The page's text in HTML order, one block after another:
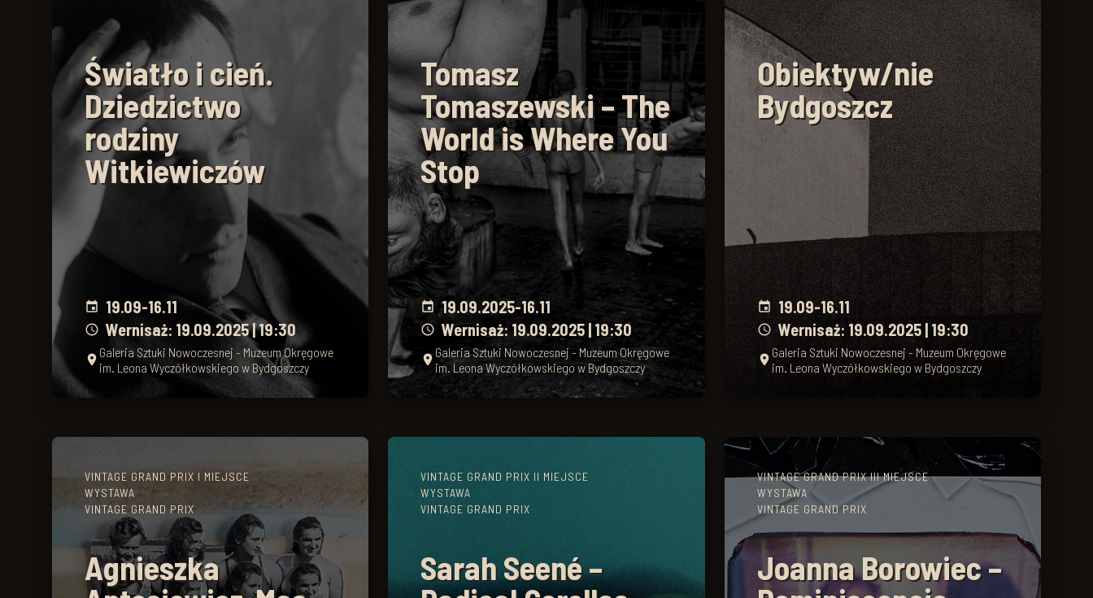
Światło i cień.
Dziedzictwo
rodziny
Witkiewiczów
event 19.09-16.11
schedule Wernisaż: 19.09.2025 | 19:30
place Galeria Sztuki Nowoczesnej - Muzeum Okręgowe
im. Leona Wyczółkowskiego w Bydgoszczy
Tomasz
Tomaszewski – The
World is Where You
Stop
event 19.09.2025-16.11
schedule Wernisaż: 19.09.2025 | 19:30
place Galeria Sztuki Nowoczesnej - Muzeum Okręgowe
im. Leona Wyczółkowskiego w Bydgoszczy
Obiektyw/nie
Bydgoszcz
event 19.09-16.11
schedule Wernisaż: 19.09.2025 | 19:30
place Galeria Sztuki Nowoczesnej - Muzeum Okręgowe
im. Leona Wyczółkowskiego w Bydgoszczy
VINTAGE GRAND PRIX I MIEJSCE
WYSTAWA
VINTAGE GRAND PRIX
Agnieszka
VINTAGE GRAND PRIX II MIEJSCE
WYSTAWA
VINTAGE GRAND PRIX
Sarah Seené –
VINTAGE GRAND PRIX III MIEJSCE
WYSTAWA
VINTAGE GRAND PRIX
Joanna Borowiec –